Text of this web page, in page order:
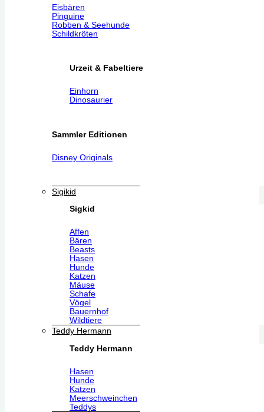
Eisbären
Pinguine
Robben & Seehunde
Schildkröten
Urzeit & Fabeltiere
Einhorn
Dinosaurier
Sammler Editionen
Disney Originals
Sigikid
Sigkid
Affen
Bären
Beasts
Hasen
Hunde
Katzen
Mäuse
Schafe
Vögel
Bauernhof
Wildtiere
Teddy Hermann
Teddy Hermann
Hasen
Hunde
Katzen
Meerschweinchen
Teddys